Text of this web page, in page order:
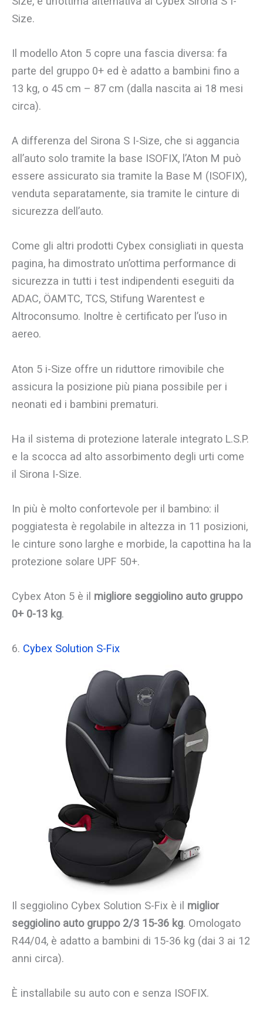
Size.
Il modello Aton 5 copre una fascia diversa: fa
parte del gruppo 0+ ed è adatto a bambini fino a
13 kg, o 45 cm – 87 cm (dalla nascita ai 18 mesi
circa).
A differenza del Sirona S I-Size, che si aggancia
all’auto solo tramite la base ISOFIX, l’Aton M può
essere assicurato sia tramite la Base M (ISOFIX),
venduta separatamente, sia tramite le cinture di
sicurezza dell’auto.
Come gli altri prodotti Cybex consigliati in questa
pagina, ha dimostrato un’ottima performance di
sicurezza in tutti i test indipendenti eseguiti da
ADAC, ÖAMTC, TCS, Stifung Warentest e
Altroconsumo. Inoltre è certificato per l’uso in
aereo.
Aton 5 i-Size offre un riduttore rimovibile che
assicura la posizione più piana possibile per i
neonati ed i bambini prematuri.
Ha il sistema di protezione laterale integrato L.S.P.
e la scocca ad alto assorbimento degli urti come
il Sirona I-Size.
In più è molto confortevole per il bambino: il
poggiatesta è regolabile in altezza in 11 posizioni,
le cinture sono larghe e morbide, la capottina ha la
protezione solare UPF 50+.
Cybex Aton 5 è il migliore seggiolino auto gruppo
0+ 0-13 kg.
6. Cybex Solution S-Fix
Il seggiolino Cybex Solution S-Fix è il miglior
seggiolino auto gruppo 2/3 15-36 kg. Omologato
R44/04, è adatto a bambini di 15-36 kg (dai 3 ai 12
anni circa).
È installabile su auto con e senza ISOFIX.